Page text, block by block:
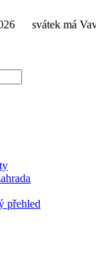
svátek má
přehled